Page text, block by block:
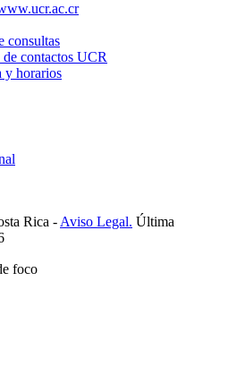
consultas
contactos UCR
y horarios
Rica - Aviso Legal. Última
foco